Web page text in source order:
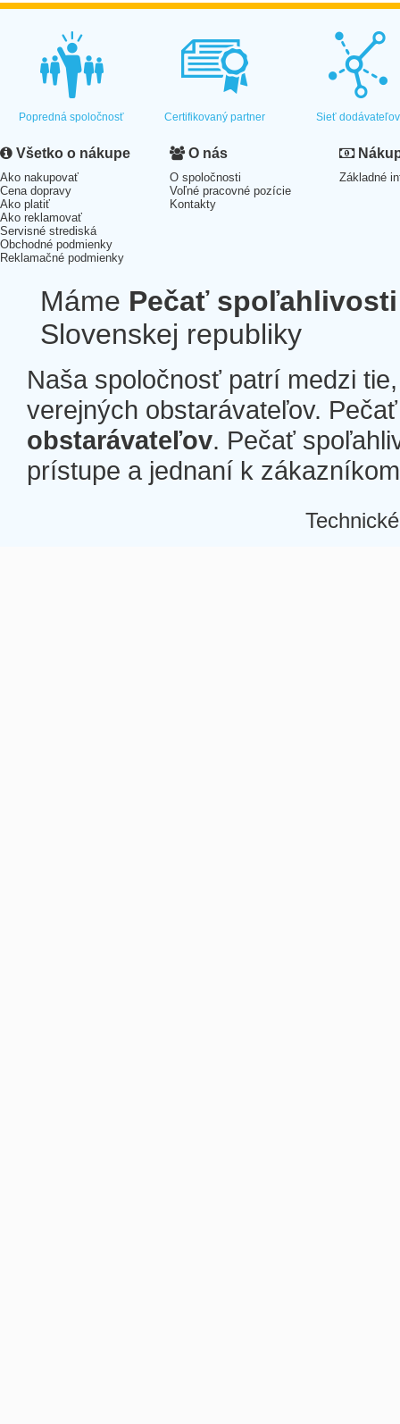
Popredná spoločnosť Certifikovaný partner Sieť dodávateľov
Všetko o nákupe
Ako nakupovať
Cena dopravy
Ako platiť
Ako reklamovať
Servisné strediská
Obchodné podmienky
Reklamačné podmienky
O nás
O spoločnosti
Voľné pracovné pozície
Kontakty
Základné
Máme Pečať spoľahlivosti
Slovenskej republiky
Naša spoločnosť patrí medzi
verejných obstarávateľov.
obstarávateľov. Pečať
prístupe a jednaní k